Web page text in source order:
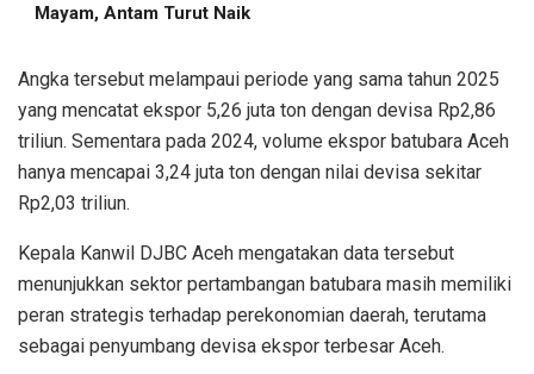
Mayam, Antam Turut Naik
Angka tersebut melampaui periode yang sama tahun 2025
yang mencatat ekspor 5,26 juta ton dengan devisa Rp2,86
triliun. Sementara pada 2024, volume ekspor batubara Aceh
hanya mencapai 3,24 juta ton dengan nilai devisa sekitar
Rp2,03 triliun.
Kepala Kanwil DJBC Aceh mengatakan data tersebut
menunjukkan sektor pertambangan batubara masih memiliki
peran strategis terhadap perekonomian daerah, terutama
sebagai penyumbang devisa ekspor terbesar Aceh.